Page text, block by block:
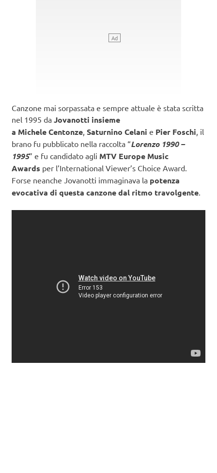
Canzone mai sorpassata e sempre attuale è stata scritta
nel 1995 da Jovanotti insieme
a MicheleCentonze Saturnino Celani e Pier Foschi , il
brano fu pubblicato nella raccolta “Lorenzo 1990 –
1995” e fu candidato agli MTV Europe Music
Awards per l’International Viewer’s Choice Award.
Forse neanche Jovanotti immaginava la potenza
evocativa di questa canzone dal ritmo travolgente